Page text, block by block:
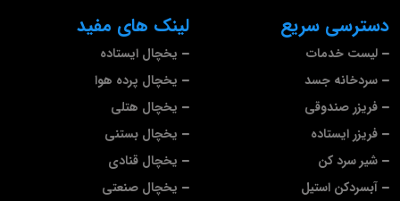
لینک های مفید
یخچال ایستاده
یخچال پرده هوا
یخچال هتلی
یخچال بستنی
یخچال قنادی
یخچال صنعتی
دسترسی سریع
لیست خدمات
سردخانه جسد
فریزر صندوقی
فریزر ایستاده
شیر سرد کن
آبسردکن استیل